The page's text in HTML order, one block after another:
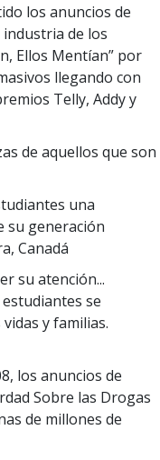
los anuncios de
industria de los
Ellos Mentían” por
llegando con
Telly, Addy y
de aquellos que son
una
su generación
Canadá
su atención...
se
y familias.
los anuncios de
Sobre las Drogas
de millones de